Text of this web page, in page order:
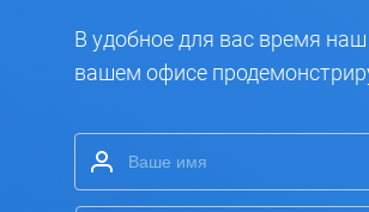
В удобное для вас время
вашем офисе